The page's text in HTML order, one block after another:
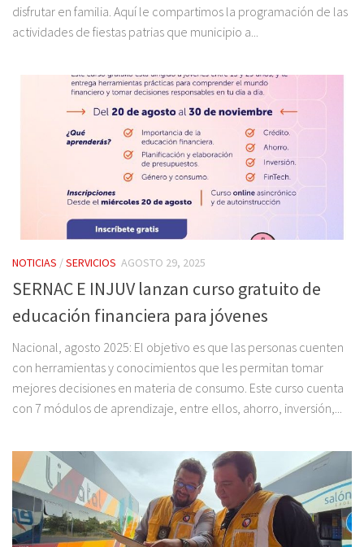
disfrutar en familia. Aquí le compartimos la programación de las
actividades de fiestas patrias que municipio a...
NOTICIAS /SERVICIOS AGOSTO 29, 2025
SERNAC E INJUV lanzan curso gratuito de
educación financiera para jóvenes
Nacional, agosto 2025: El objetivo es que las personas cuenten
con herramientas y conocimientos que les permitan tomar
mejores decisiones en materia de consumo. Este curso cuenta
con 7 módulos de aprendizaje, entre ellos, ahorro, inversión,...